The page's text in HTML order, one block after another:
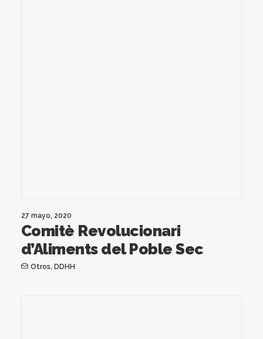
27 mayo, 2020
Comitè Revolucionari
d’Aliments del Poble Sec
Otros, DDHH